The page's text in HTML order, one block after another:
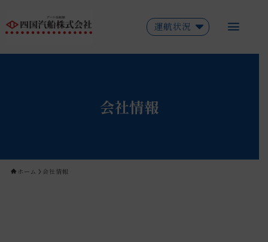
運航状況
会社情報
ホーム 会社情報